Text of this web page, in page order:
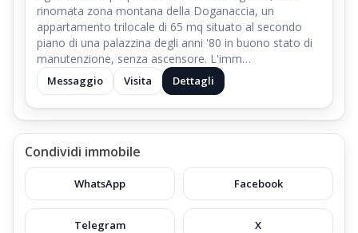
Doganaccia Cutigliano Mq 65 Piano Primo,
sono dotati di un ampio parcheggio scoperto,
dal quale si accede tramite Vialetto in Ghiaia che conduce al
Giardino Condominiale;
Dal Vialetto si accede ai Due ingressi Condominiali degli
ubicati sia al piano terra, sia al primo piano;
Il Giardino condominiale si sviluppa sui tre lati del Fabbricato;
rinomata zona montana della Doganaccia, un
appartamento trilocale di 65 mq situato al secondo
piano di una palazzina degli anni '80 in buono stato di
manutenzione, senza ascensore. L'imm…
Messaggio Visita Dettagli
Condividi immobile
WhatsApp Facebook
Telegram X